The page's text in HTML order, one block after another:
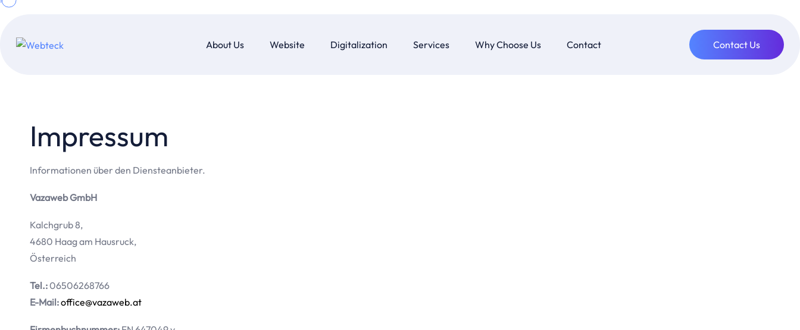
About Us Website Digitalization Services Why Choose Us Contact Contact Us
Impressum
Informationen über den Diensteanbieter.
Vazaweb GmbH
Kalchgrub 8,
4680 Haag am Hausruck,
Österreich
Tel.:06506268766
E-Mail:office@vazaweb.at